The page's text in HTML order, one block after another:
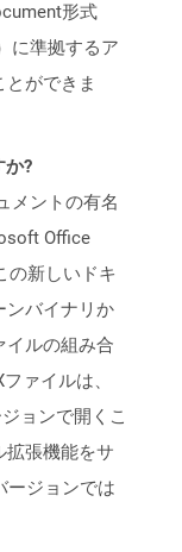
形式
に準拠するア
ができま
か?
メントの有名
Office
の新しいドキ
ンバイナリか
イルの組み合
ァイルは、
ョンで開くこ
拡張機能をサ
ージョンでは